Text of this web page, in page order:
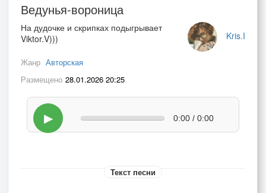
Ведунья-вороница
Kris.I
На дудочке и скрипках подыгрывает
Viktor.V)))
Жанр Авторская
Размещено 28.01.2026 20:25
▶ 0:00 / 0:00
Текст песни